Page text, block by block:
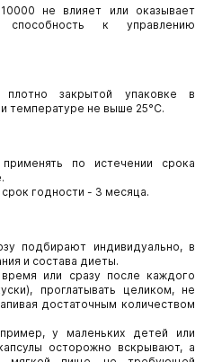
не влияет или оказывает
способность к управлению
закрытой упаковке в
температуре не выше 25°C.
по истечении срока
годности - 3 месяца.
подбирают индивидуально, в
и состава диеты.
или сразу после каждого
проглатывать целиком, не
достаточным количеством
у маленьких детей или
осторожно вскрывают, а